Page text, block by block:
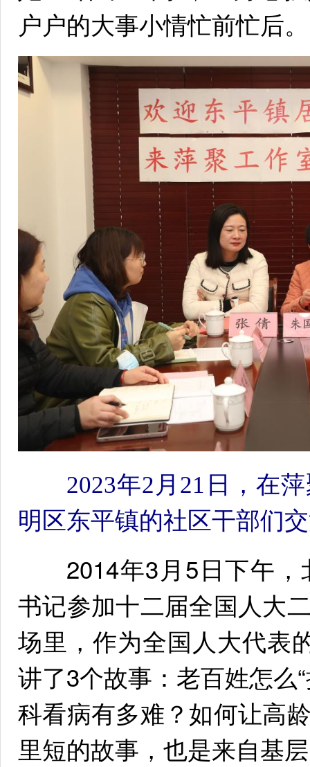
户户的大事小情忙前忙后。
2023年2月21日，在
明区东平镇的社区干部们
2014年3月5日下午，
书记参加十二届全国人大
场里，作为全国人大代表
讲了3个故事：老百姓怎么
科看病有多难？如何让高
里短的故事，也是来自基